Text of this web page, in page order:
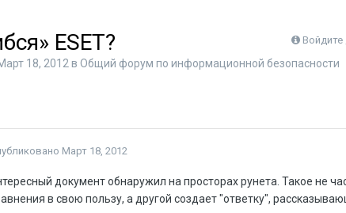
ESET?
18, 2012 в Общий форум по информационной безопасности
Март 18, 2012
документ обнаружил на просторах рунета. Такое не
в свою пользу, а другой создает "ответку",